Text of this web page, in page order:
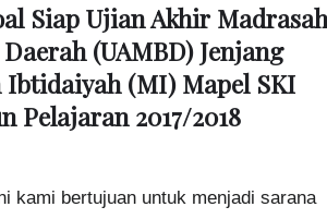
Siap Ujian Akhir Madrasah
(UAMBD) Jenjang
Ibtidaiyah (MI) Mapel SKI
Pelajaran 2017/2018
kami bertujuan untuk menjadi sarana